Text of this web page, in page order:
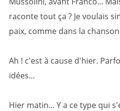
raconte tout ça ? Je voulais
paix, comme dans la
Ah ! c'est à cause d'hier.
idées...
Hier matin... Y a ce type qui